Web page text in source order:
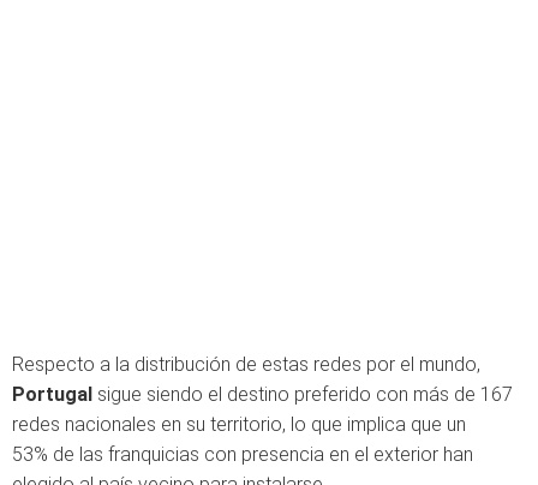
Respecto a la distribución de estas redes por el mundo,
Portugal sigue siendo el destino preferido con más de 167
redes nacionales en su territorio, lo que implica que un
53% de las franquicias con presencia en el exterior han